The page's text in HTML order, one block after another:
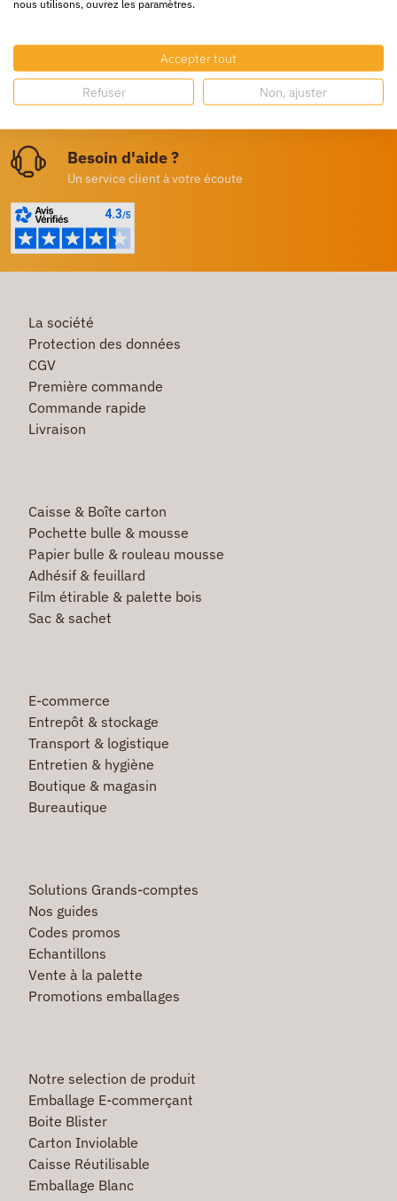
24/72h partout en europe
Livraison gratuite
Dès 250€ HT d’achat
Destockage
Besoin d'aide ?
Un service client à votre écoute
La société
Protection des données
CGV
Première commande
Commande rapide
Livraison
Caisse & Boîte carton
Pochette bulle & mousse
Papier bulle & rouleau mousse
Adhésif & feuillard
Film étirable & palette bois
Sac & sachet
E-commerce
Entrepôt & stockage
Transport & logistique
Entretien & hygiène
Boutique & magasin
Bureautique
Solutions Grands-comptes
Nos guides
Codes promos
Echantillons
Vente à la palette
Promotions emballages
Notre selection de produit
Emballage E-commerçant
Boite Blister
Carton Inviolable
Caisse Réutilisable
Emballage Blanc
nous utilisons, ouvrez les paramètres.
Accepter tout
Refuser Non, ajuster